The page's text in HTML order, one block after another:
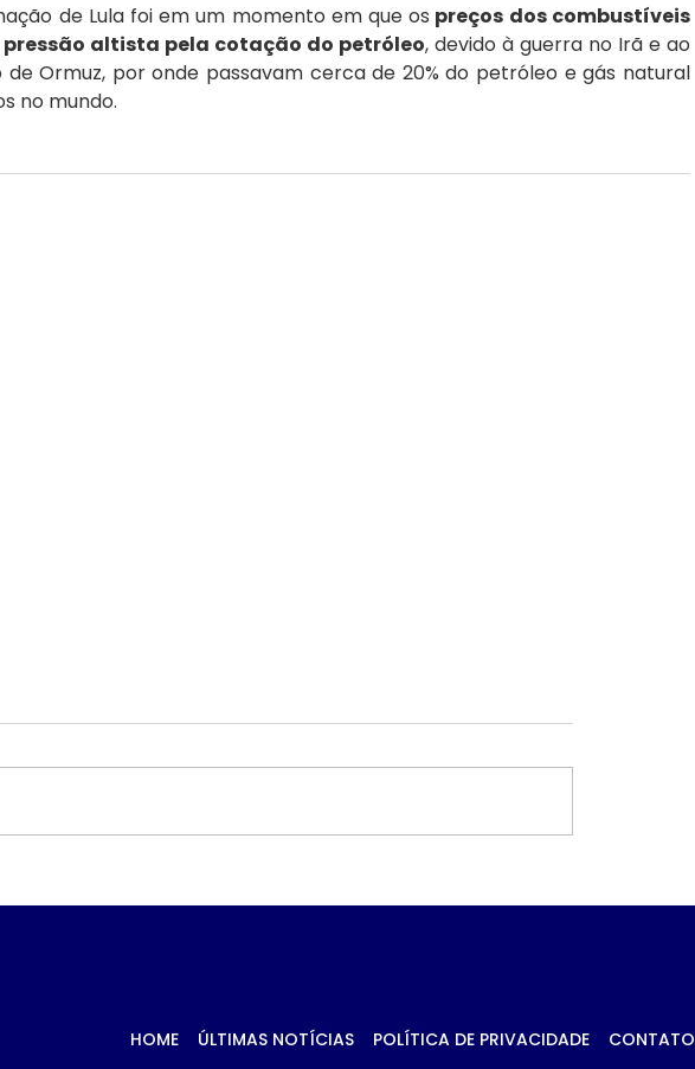
de Lula foi em um momento em que os preços dos combustíveis
pressão altista pela cotação do petróleo, devido à guerra no Irã e ao
de Ormuz, por onde passavam cerca de 20% do petróleo e gás natural
no mundo.
geopolítica no Oriente
de frango para
HOME ÚLTIMAS NOTÍCIAS POLÍTICA DE PRIVACIDADE CONTATO